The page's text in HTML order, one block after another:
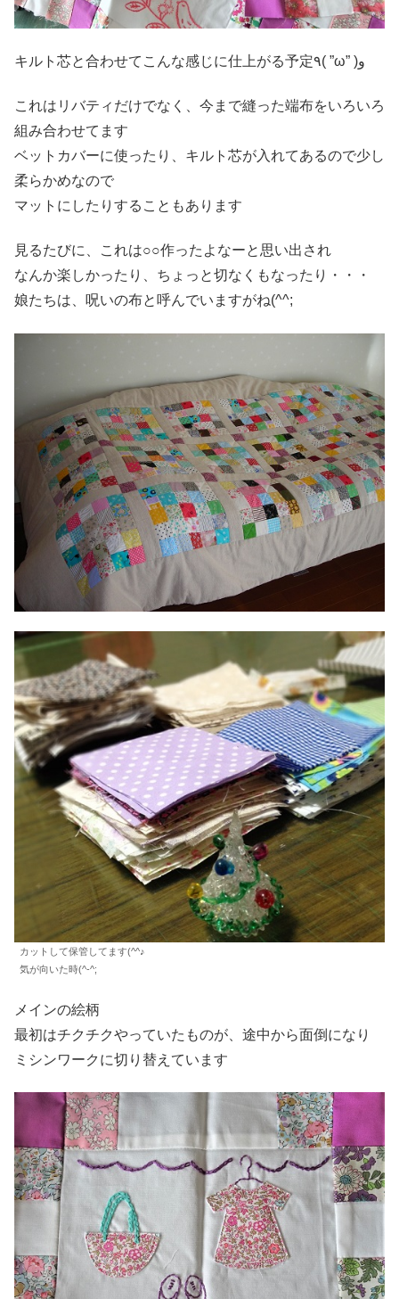
キルト芯と合わせてこんな感じに仕上がる予定٩( ”ω” )و
これはリバティだけでなく、今まで縫った端布をいろいろ
組み合わせてます
ベットカバーに使ったり、キルト芯が入れてあるので少し
柔らかめなので
マットにしたりすることもあります
見るたびに、これは○○作ったよなーと思い出され
なんか楽しかったり、ちょっと切なくもなったり・・・
娘たちは、呪いの布と呼んでいますがね(^^;
カットして保管してます(^^♪
気が向いた時(^-^;
メインの絵柄
最初はチクチクやっていたものが、途中から面倒になり
ミシンワークに切り替えています